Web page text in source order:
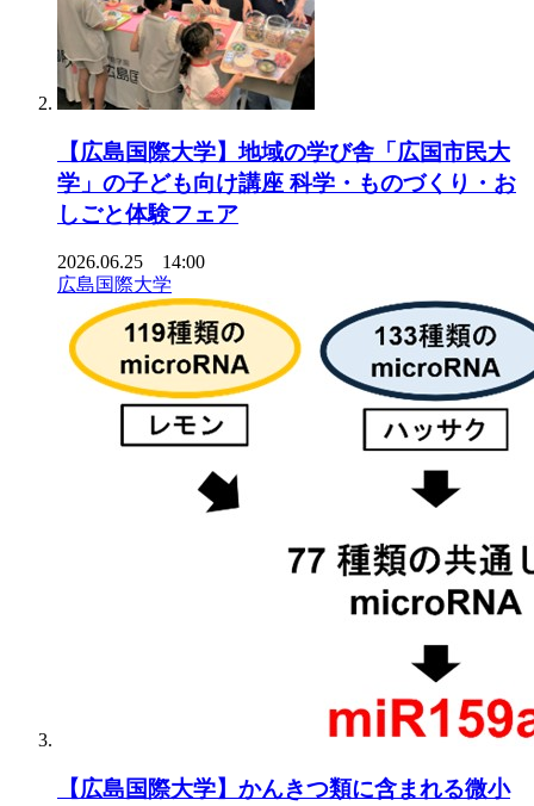
【広島国際大学】地域の学び舎「広国市民大
学」の子ども向け講座 科学・ものづくり・お
しごと体験フェア
2026.06.25 14:00
広島国際大学
【広島国際大学】かんきつ類に含まれる微小